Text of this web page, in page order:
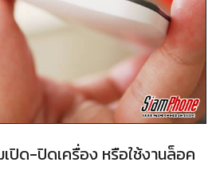
ปิด-ปิดเครื่อง หรือใช้งานล็อค